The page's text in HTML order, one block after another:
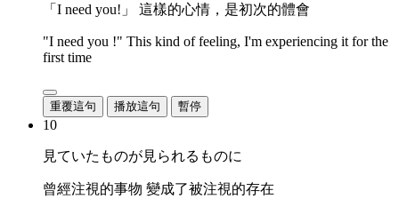
「I need you!」 這樣的心情，是初次的體會
"I need you !" This kind of feeling, I'm experiencing it for the
first time
重覆這句 播放這句 暫停
10
見ていたものが見られるものに
曾經注視的事物 變成了被注視的存在